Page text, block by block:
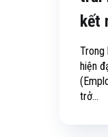
kết
Trong
hiện
trở...